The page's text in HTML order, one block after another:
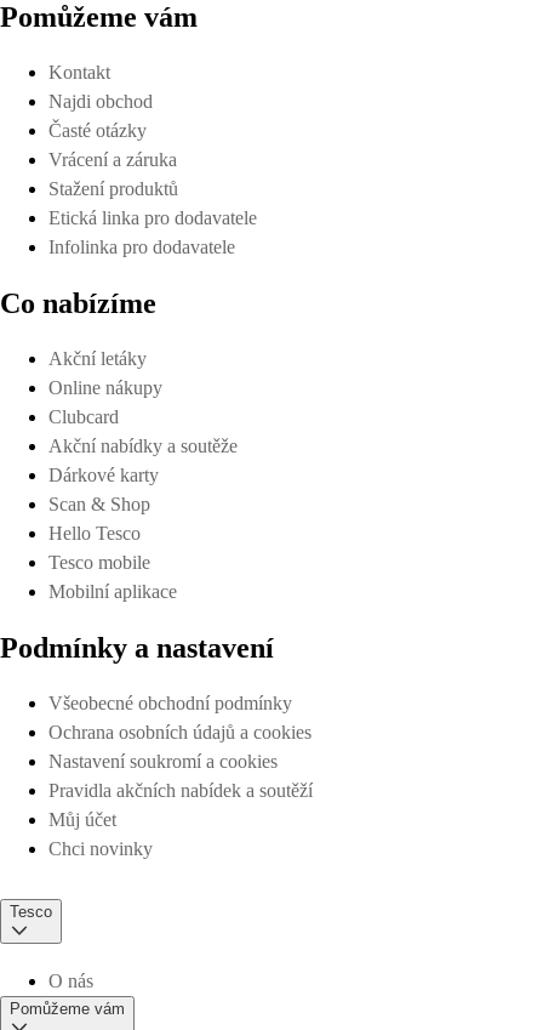
Pomůžeme vám
Kontakt
Najdi obchod
Časté otázky
Vrácení a záruka
Stažení produktů
Etická linka pro dodavatele
Infolinka pro dodavatele
Co nabízíme
Akční letáky
Online nákupy
Clubcard
Akční nabídky a soutěže
Dárkové karty
Scan & Shop
Hello Tesco
Tesco mobile
Mobilní aplikace
Podmínky a nastavení
Všeobecné obchodní podmínky
Ochrana osobních údajů a cookies
Nastavení soukromí a cookies
Pravidla akčních nabídek a soutěží
Můj účet
Chci novinky
Tesco
O nás
Pomůžeme vám